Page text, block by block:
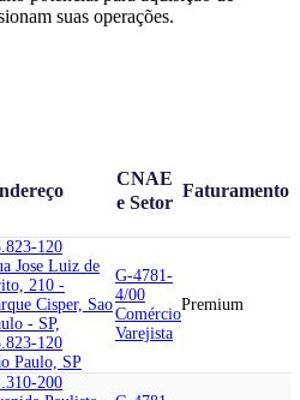
suas operações.
CNAE
e Setor
Faturamento
120
Jose Luiz de
210 -
Cisper, Sao
- SP,
120
Paulo, SP
G-4781-
4/00
Comércio
Varejista
Premium
200